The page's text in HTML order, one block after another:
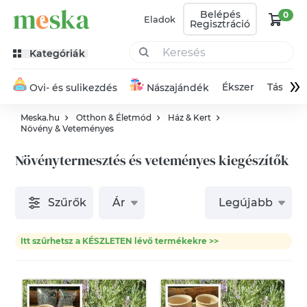
Eladok Belépés
Regisztráció
0
Kategóriák
Ovi- és sulikezdés Nászajándék Ékszer Táska»
Meska.hu Otthon & Életmód
Ház & Kert
Növény & Veteményes
Növénytermesztés és veteményes kiegészítők
Szűrők Ár Legújabb
Itt szűrhetsz a KÉSZLETEN lévő termékekre >>